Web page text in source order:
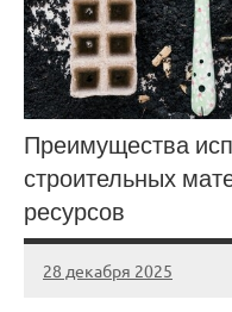
Преимущества
строительных
ресурсов
28 декабря 2025
stroi_proekt
Нет